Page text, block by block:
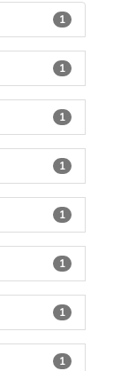
1
1
1
1
1
1
1
1